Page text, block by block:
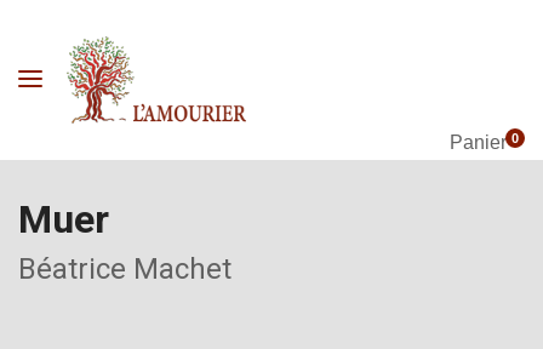
Panier0
Muer
Béatrice Machet